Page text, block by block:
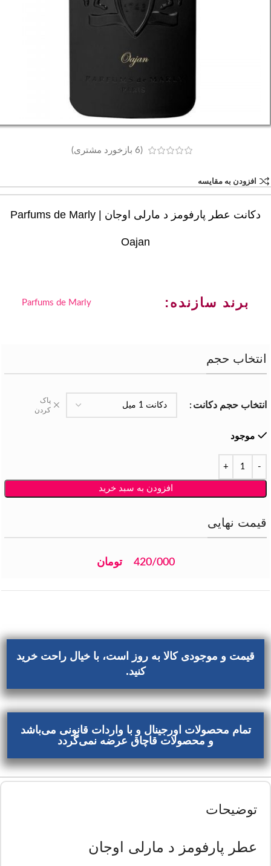
(
6 بازخورد مشتری)
افزودن به مقایسه
دکانت عطر پارفومز د مارلی اوجان | Parfums de Marly
Oajan
برند سازنده: Parfums de Marly
انتخاب حجم
انتخاب حجم دکانت
پاک
کردن
موجود
افزودن به سبد خرید
قیمت نهایی
420/000 تومان
قیمت و موجودی کالا به روز است، با خیال راحت خرید
کنید.
تمام محصولات اورجینال و با واردات قانونی می‌باشد
و محصولات قاچاق عرضه نمی‌گردد
توضیحات
عطر پارفومز د مارلی اوجان